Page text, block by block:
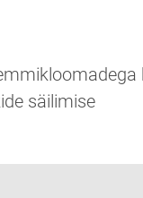
säilimise